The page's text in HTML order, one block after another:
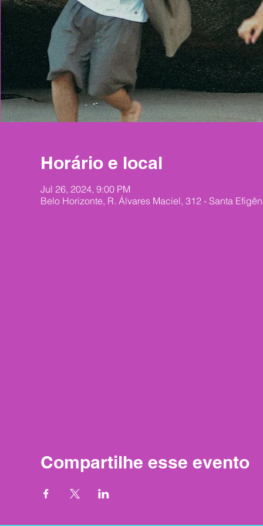
Horário e local
Jul 26, 2024, 9:00 PM
Belo Horizonte, R. Álvares Maciel, 312 - Santa
Compartilhe esse evento